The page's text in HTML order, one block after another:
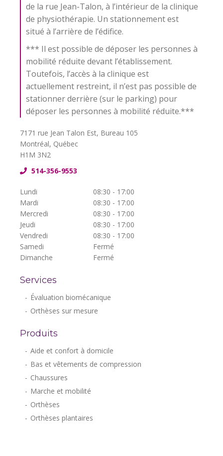
de la rue Jean-Talon, à l’intérieur de la clinique
de physiothérapie. Un stationnement est
situé à l’arrière de l’édifice.
*** Il est possible de déposer les personnes à
mobilité réduite devant l’établissement.
Toutefois, l’accès à la clinique est
actuellement restreint, il n’est pas possible de
stationner derrière (sur le parking) pour
déposer les personnes à mobilité réduite.***
7171 rue Jean Talon Est, Bureau 105
Montréal, Québec
H1M 3N2
514-356-9553
Lundi
08:30 - 17:00
Mardi
08:30 - 17:00
Mercredi
08:30 - 17:00
Jeudi
08:30 - 17:00
Vendredi
08:30 - 17:00
Samedi
Fermé
Dimanche
Fermé
Services
Évaluation biomécanique
Orthèses sur mesure
Produits
Aide et confort à domicile
Bas et vêtements de compression
Chaussures
Marche et mobilité
Orthèses
Orthèses plantaires